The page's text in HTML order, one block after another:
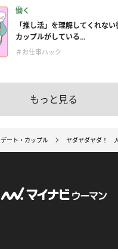
働く
「推し活」を理解してくれな
カップルがしている...
＃お仕事ハック
もっと見る
デート・カップル ヤダヤダヤダ！